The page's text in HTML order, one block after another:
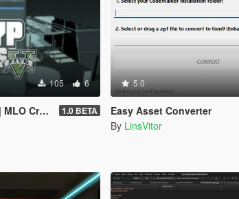
105 6
Creator 1.0 BETA
5.0
Easy Asset Converter
By LinsVitor